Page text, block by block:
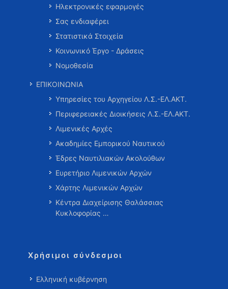
Ηλεκτρονικές εφαρμογές
Σας ενδιαφέρει
Στατιστικά Στοιχεία
Κοινωνικό Έργο - Δράσεις
Νομοθεσία
ΕΠΙΚΟΙΝΩΝΙΑ
Υπηρεσίες του Αρχηγείου Λ.Σ.-ΕΛ.ΑΚΤ.
Περιφερειακές Διοικήσεις Λ.Σ.-ΕΛ.ΑΚΤ.
Λιμενικές Αρχές
Ακαδημίες Εμπορικού Ναυτικού
Έδρες Ναυτιλιακών Ακολούθων
Ευρετήριο Λιμενικών Αρχών
Χάρτης Λιμενικών Αρχών
Κέντρα Διαχείρισης Θαλάσσιας
Κυκλοφορίας …
Χρήσιμοι σύνδεσμοι
Ελληνική κυβέρνηση